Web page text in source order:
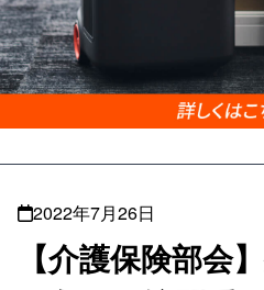
2022年7月26日
【介護保険部会